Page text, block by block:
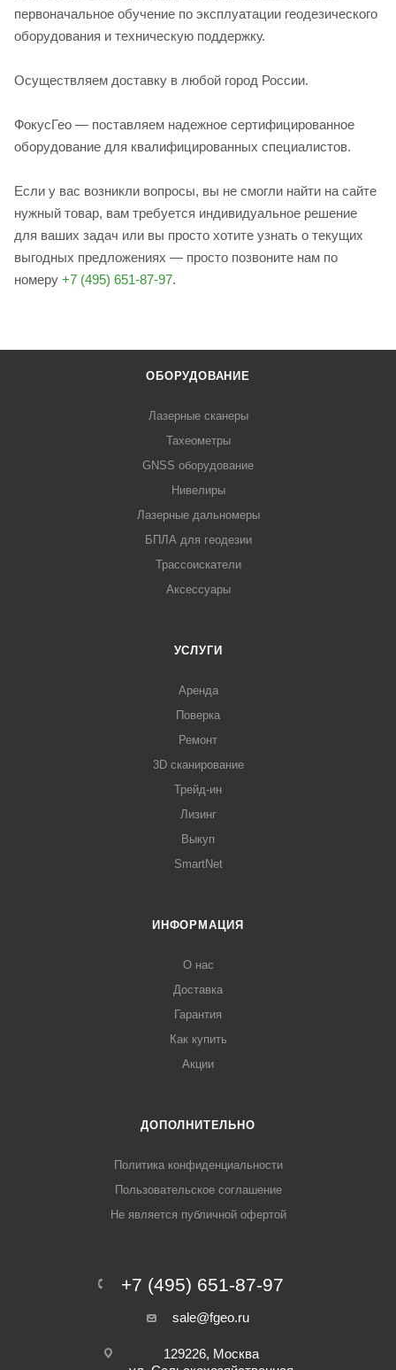
первоначальное обучение по эксплуатации геодезического
оборудования и техническую поддержку.
Осуществляем доставку в любой город России.
ФокусГео — поставляем надежное сертифицированное
оборудование для квалифицированных специалистов.
Если у вас возникли вопросы, вы не смогли найти на сайте
нужный товар, вам требуется индивидуальное решение
для ваших задач или вы просто хотите узнать о текущих
выгодных предложениях — просто позвоните нам по
номеру +7 (495) 651-87-97.
ОБОРУДОВАНИЕ
Лазерные сканеры
Тахеометры
GNSS оборудование
Нивелиры
Лазерные дальномеры
БПЛА для геодезии
Трассоискатели
Аксессуары
УСЛУГИ
Аренда
Поверка
Ремонт
3D сканирование
Трейд-ин
Лизинг
Выкуп
SmartNet
ИНФОРМАЦИЯ
О нас
Доставка
Гарантия
Как купить
Акции
ДОПОЛНИТЕЛЬНО
Политика конфиденциальности
Пользовательское соглашение
Не является публичной офертой
+7 (495) 651-87-97
sale@fgeo.ru
129226, Москва